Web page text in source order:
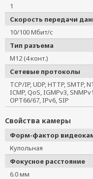
VPort P06-1MP-M12-MIC-
VPort 06-2L80M-CT
VPort P06-1MP-M12-MIC-
VPort 06-2L80M-CT-T
VPort P06-2L36M-CT
VPort P06-1MP-M12-MIC-
VPort P06-1MP-M12-MIC-
VPort P06-2L36M-CT-T
VPort P06-1MP-M12-CAM25
VPort P06-1MP-M12-CAM25-
1
Скорость передачи
10/100 Мбит/с
Тип разъема
M12 (4 конт.)
Сетевые протоколы
TCP/IP, UDP, HTTP, SMTP,
ICMP, QoS, IGMPv3,
OPT66/67, IPv6, SIP
Свойства камеры
Форм-фактор
Купольная
Фокусное расстояние
6.0 мм